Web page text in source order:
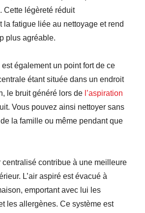
Cette légèreté réduit
la fatigue liée au nettoyage et rend
plus agréable.
également un point fort de ce
étant située dans un endroit
le bruit généré lors de l’aspiration
Vous pouvez ainsi nettoyer sans
la famille ou même pendant que
centralisé contribue à une meilleure
L’air aspiré est évacué à
emportant avec lui les
les allergènes. Ce système est